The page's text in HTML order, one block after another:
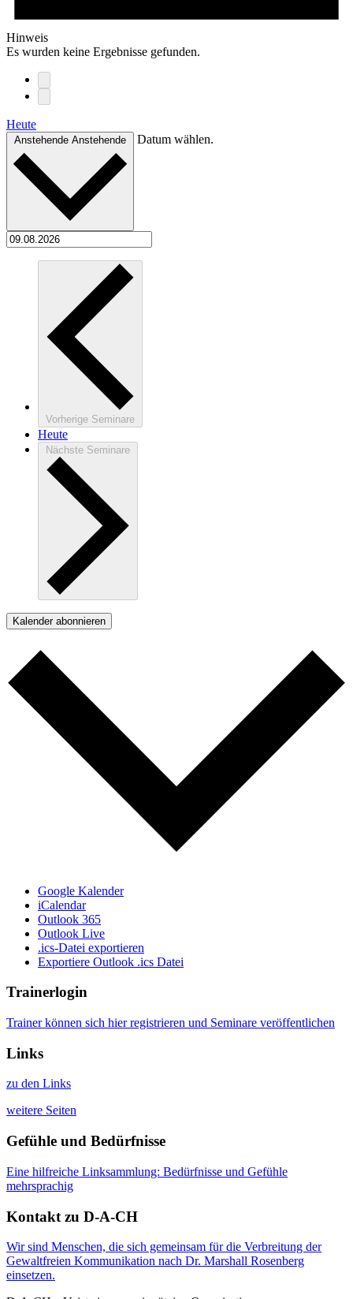
Hinweis
Es wurden keine Ergebnisse gefunden.
Heute
Anstehende Anstehende Datum wählen.
Vorherige Seminare
Heute
Nächste Seminare
Kalender abonnieren
Google Kalender
iCalendar
Outlook 365
Outlook Live
.ics-Datei exportieren
Exportiere Outlook .ics Datei
Trainerlogin
Trainer können sich hier registrieren und Seminare veröffentlichen
Links
zu den Links
weitere Seiten
Gefühle und Bedürfnisse
Eine hilfreiche Linksammlung: Bedürfnisse und Gefühle
mehrsprachig
Kontakt zu D-A-CH
Wir sind Menschen, die sich gemeinsam für die Verbreitung der
Gewaltfreien Kommunikation nach Dr. Marshall Rosenberg
einsetzen.